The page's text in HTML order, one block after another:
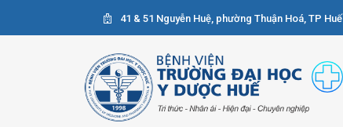
41 & 51 Nguyễn Huệ, phường Thuận Hoá, TP Huế